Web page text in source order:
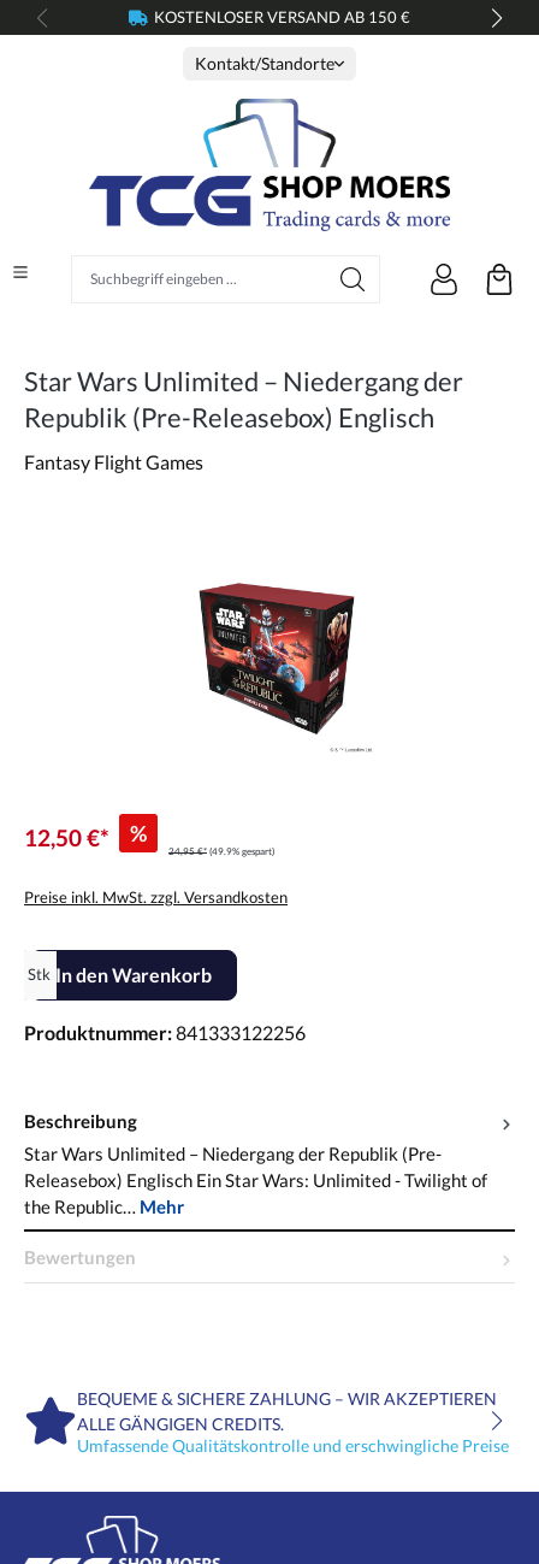
springen KOSTENLOSER VERSAND AB 150 €
Kontakt/Standorte
Star Wars Unlimited – Niedergang der
Republik (Pre-Releasebox) Englisch
Fantasy Flight Games
12,50 €* %
24,95 €* (49.9% gespart)
Preise inkl. MwSt. zzgl. Versandkosten
Produkt Anzahl: Gib den gewünschten Wert ein oder benutze die
Stk In den Warenkorb
Produktnummer:841333122256
Beschreibung
Star Wars Unlimited – Niedergang der Republik (Pre-
Releasebox) Englisch Ein Star Wars: Unlimited - Twilight of
the Republic… Mehr
Bewertungen
BEQUEME & SICHERE ZAHLUNG – WIR AKZEPTIEREN
ALLE GÄNGIGEN CREDITS.
Umfassende Qualitätskontrolle und erschwingliche Preise